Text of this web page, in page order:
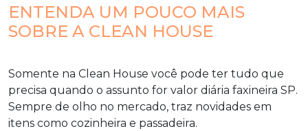
ENTENDA UM POUCO MAIS
SOBRE A CLEAN HOUSE
Somente na Clean House você pode ter tudo que
precisa quando o assunto for valor diária faxineira SP.
Sempre de olho no mercado, traz novidades em
itens como cozinheira e passadeira.